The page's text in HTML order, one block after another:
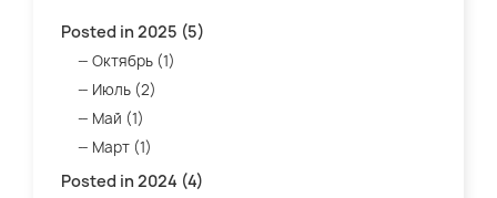
Posted in 2025 (5)
Октябрь (1)
Июль (2)
Май (1)
Март (1)
Posted in 2024 (4)